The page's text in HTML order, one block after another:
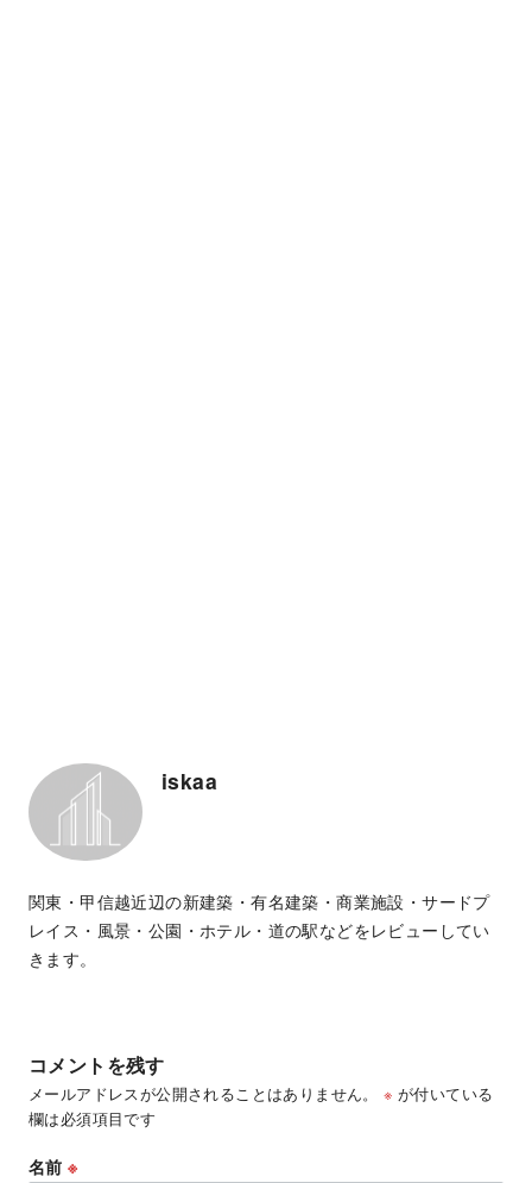
iskaa
関東・甲信越近辺の新建築・有名建築・商業施設・サードプ
レイス・風景・公園・ホテル・道の駅などをレビューしてい
きます。
コメントを残す
メールアドレスが公開されることはありません。 ※ が付いている
欄は必須項目です
名前※